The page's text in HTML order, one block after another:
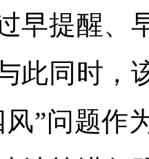
早提醒、
此同时，
风”问题作